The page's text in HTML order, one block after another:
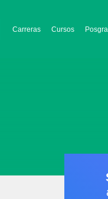
Carreras Cursos